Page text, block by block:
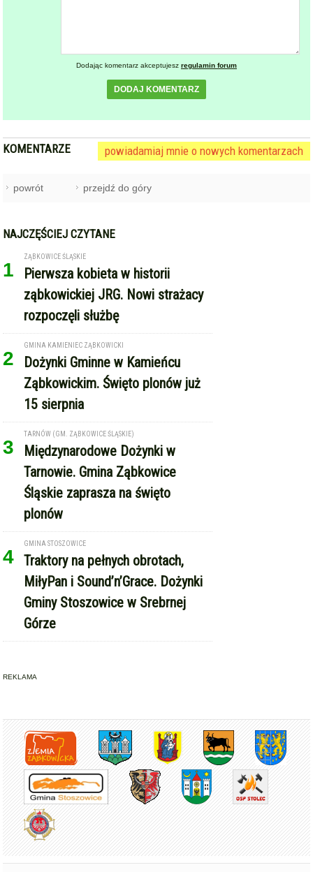
Dodając komentarz akceptujesz regulamin forum
DODAJ KOMENTARZ
KOMENTARZE powiadamiaj mnie o nowych komentarzach
powrót przejdź do góry
NAJCZĘŚCIEJ CZYTANE
1
ZĄBKOWICE ŚLĄSKIE
Pierwsza kobieta w historii
ząbkowickiej JRG. Nowi strażacy
rozpoczęli służbę
2
GMINA KAMIENIEC ZĄBKOWICKI
Dożynki Gminne w Kamieńcu
Ząbkowickim. Święto plonów już
15 sierpnia
3
TARNÓW (GM. ZĄBKOWICE ŚLĄSKIE)
Międzynarodowe Dożynki w
Tarnowie. Gmina Ząbkowice
Śląskie zaprasza na święto
plonów
4
GMINA STOSZOWICE
Traktory na pełnych obrotach,
MiłyPan i Sound’n’Grace. Dożynki
Gminy Stoszowice w Srebrnej
Górze
REKLAMA